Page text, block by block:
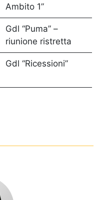
Ambito 1”
Gdl “Puma” –
riunione ristretta
Gdl “Ricessioni”